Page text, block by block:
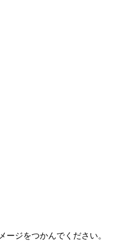
ージをつかんでください。